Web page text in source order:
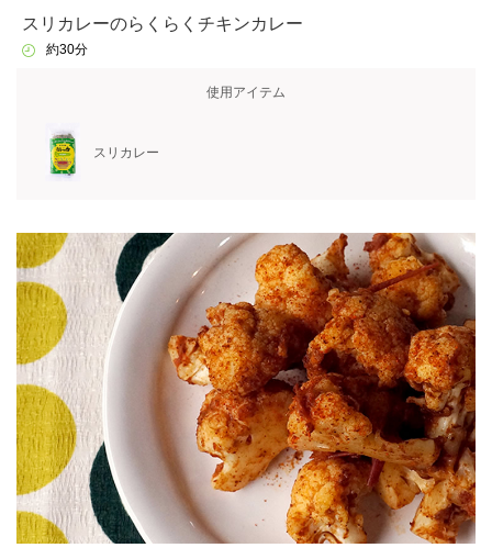
スリカレーのらくらくチキンカレー
約30分
使用アイテム
スリカレー